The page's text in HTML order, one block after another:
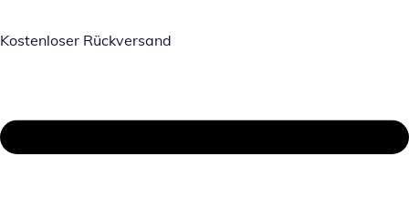
Kostenloser Rückversand